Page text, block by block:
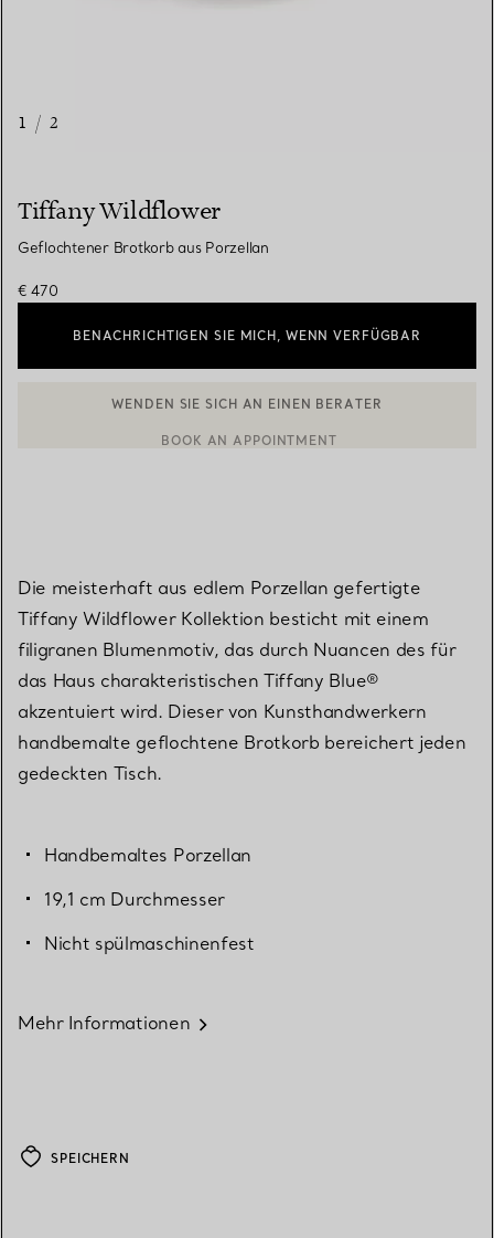
1 / 2
Tiffany Wildflower
Geflochtener Brotkorb aus Porzellan
€ 470
BENACHRICHTIGEN SIE MICH, WENN VERFÜGBAR
Die meisterhaft aus edlem Porzellan gefertigte
Tiffany Wildflower Kollektion besticht mit einem
filigranen Blumenmotiv, das durch Nuancen des für
das Haus charakteristischen Tiffany Blue®
akzentuiert wird. Dieser von Kunsthandwerkern
handbemalte geflochtene Brotkorb bereichert jeden
gedeckten Tisch.
Handbemaltes Porzellan
19,1 cm Durchmesser
Nicht spülmaschinenfest
Mehr Informationen
SPEICHERN